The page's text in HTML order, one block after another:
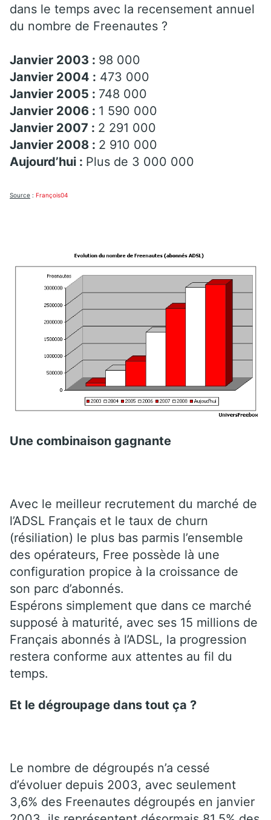
dans le temps avec la recensement annuel
du nombre de Freenautes ?
Janvier 2003 : 98 000
Janvier 2004 : 473 000
Janvier 2005 : 748 000
Janvier 2006 : 1 590 000
Janvier 2007 : 2 291 000
Janvier 2008 : 2 910 000
Aujourd’hui : Plus de 3 000 000
Source : François04
Une combinaison gagnante
Avec le meilleur recrutement du marché de
l’ADSL Français et le taux de churn
(résiliation) le plus bas parmis l’ensemble
des opérateurs, Free possède là une
configuration propice à la croissance de
son parc d’abonnés.
Espérons simplement que dans ce marché
supposé à maturité, avec ses 15 millions de
Français abonnés à l’ADSL, la progression
restera conforme aux attentes au fil du
temps.
Et le dégroupage dans tout ça ?
Le nombre de dégroupés n’a cessé
d’évoluer depuis 2003, avec seulement
3,6% des Freenautes dégroupés en janvier